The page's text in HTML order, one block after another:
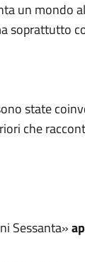
un mondo al
soprattutto
state
che
Sessanta»